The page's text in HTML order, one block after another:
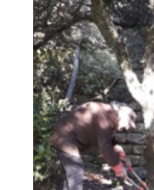
Situation
Le site de Calès
Les caniveaux et la
Le cirque et les
L'église de Saint-